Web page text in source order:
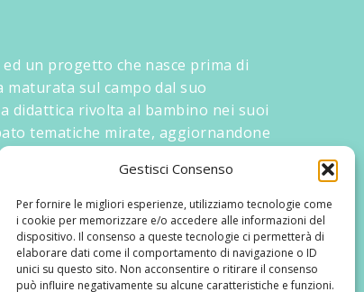
Gestisci Consenso
Per fornire le migliori esperienze, utilizziamo tecnologie come
i cookie per memorizzare e/o accedere alle informazioni del
dispositivo. Il consenso a queste tecnologie ci permetterà di
elaborare dati come il comportamento di navigazione o ID
unici su questo sito. Non acconsentire o ritirare il consenso
può influire negativamente su alcune caratteristiche e funzioni.
ed un progetto che nasce prima di
sul campo dal suo
didattica rivolta al bambino nei suoi
tematiche mirate, aggiornandone